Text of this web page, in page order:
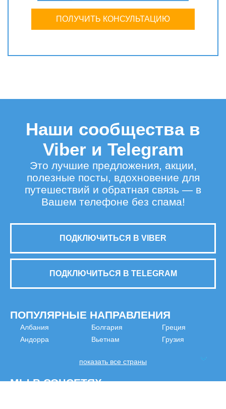
ПОЛУЧИТЬ КОНСУЛЬТАЦИЮ
Наши сообщества в
Viber и Telegram
Это лучшие предложения, акции,
полезные посты, вдохновение для
путешествий и обратная связь — в
Вашем телефоне без спама!
ПОДКЛЮЧИТЬСЯ В VIBER
ПОДКЛЮЧИТЬСЯ В TELEGRAM
ПОПУЛЯРНЫЕ НАПРАВЛЕНИЯ
Албания
Андорра
Болгария
Вьетнам
Греция
Грузия
показать все страны
МЫ В СОЦСЕТЯХ